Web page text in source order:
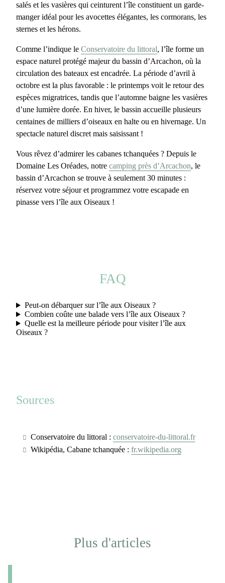
salés et les vasières qui ceinturent l’île constituent un garde-
manger idéal pour les avocettes élégantes, les cormorans, les
sternes et les hérons.
Comme l’indique le Conservatoire du littoral, l’île forme un
espace naturel protégé majeur du bassin d’Arcachon, où la
circulation des bateaux est encadrée. La période d’avril à
octobre est la plus favorable : le printemps voit le retour des
espèces migratrices, tandis que l’automne baigne les vasières
d’une lumière dorée. En hiver, le bassin accueille plusieurs
centaines de milliers d’oiseaux en halte ou en hivernage. Un
spectacle naturel discret mais saisissant !
Vous rêvez d’admirer les cabanes tchanquées ? Depuis le
Domaine Les Oréades, notre camping près d’Arcachon, le
bassin d’Arcachon se trouve à seulement 30 minutes :
réservez votre séjour et programmez votre escapade en
pinasse vers l’île aux Oiseaux !
FAQ
Peut-on débarquer sur l’île aux Oiseaux ?
Combien coûte une balade vers l’île aux Oiseaux ?
Quelle est la meilleure période pour visiter l’île aux
Oiseaux ?
Sources
Conservatoire du littoral : conservatoire-du-littoral.fr
Wikipédia, Cabane tchanquée : fr.wikipedia.org
Plus d'articles